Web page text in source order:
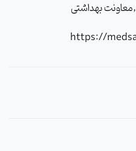
https://